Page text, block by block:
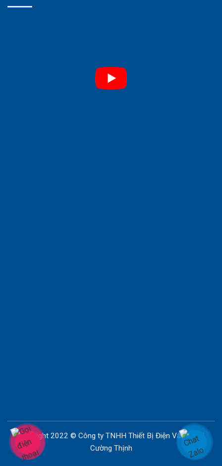
Copyright 2022 © Công ty TNHH Thiết Bị Điện Và Bao Bì
Cường Thịnh